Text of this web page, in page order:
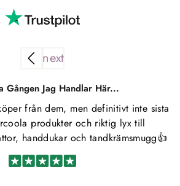
Gången Jag Handlar Här...
från dem, men definitivt inte sista
produkter och riktig lyx till
handdukar och tandkrämsmugg👍